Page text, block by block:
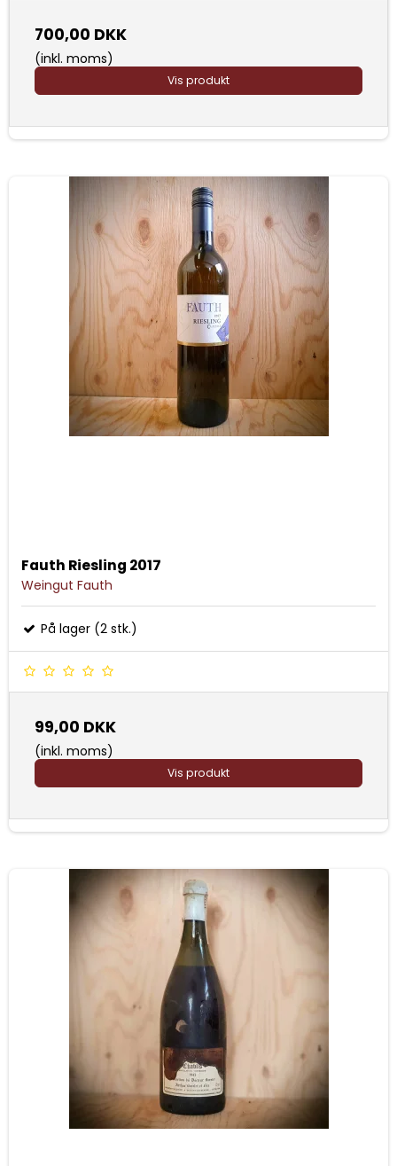
700,00 DKK
(inkl. moms)
Vis produkt
Fauth Riesling 2017
Weingut Fauth
På lager (2 stk.)
99,00 DKK
(inkl. moms)
Vis produkt